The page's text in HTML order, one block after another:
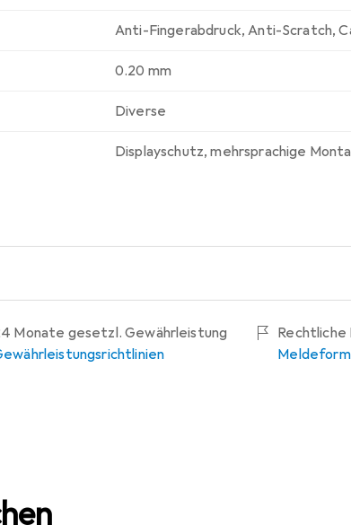
Anti-Fingerabdruck,Anti-Scratch,
0.20 mm
Diverse
Displayschutz,mehrsprachige
Monate gesetzl. Gewährleistung
Rechtliche